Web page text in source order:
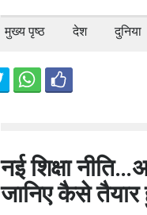
मुख्य पृष्ठ देश दुनिया
नई शिक्षा
जानिए कैसे